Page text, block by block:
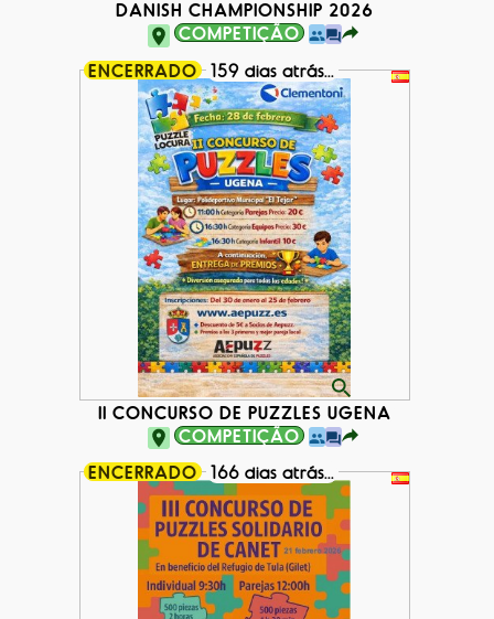
DANISH CHAMPIONSHIP 2026
COMPETIÇÃO
ENCERRADO
159 dias atrás...
II CONCURSO DE PUZZLES UGENA
COMPETIÇÃO
ENCERRADO
166 dias atrás...